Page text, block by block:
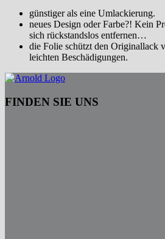
günstiger als eine Umlackierung.
neues Design oder Farbe?! Kein
sich rückstandslos entfernen…
die Folie schützt den Originallack
leichten Beschädigungen.
FINDEN SIE UNS